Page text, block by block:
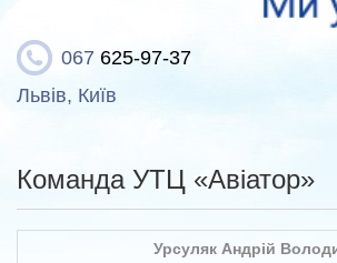
067 625-97-37
Львів, Київ
Команда УТЦ «Авіатор»
Урсуляк Андрій